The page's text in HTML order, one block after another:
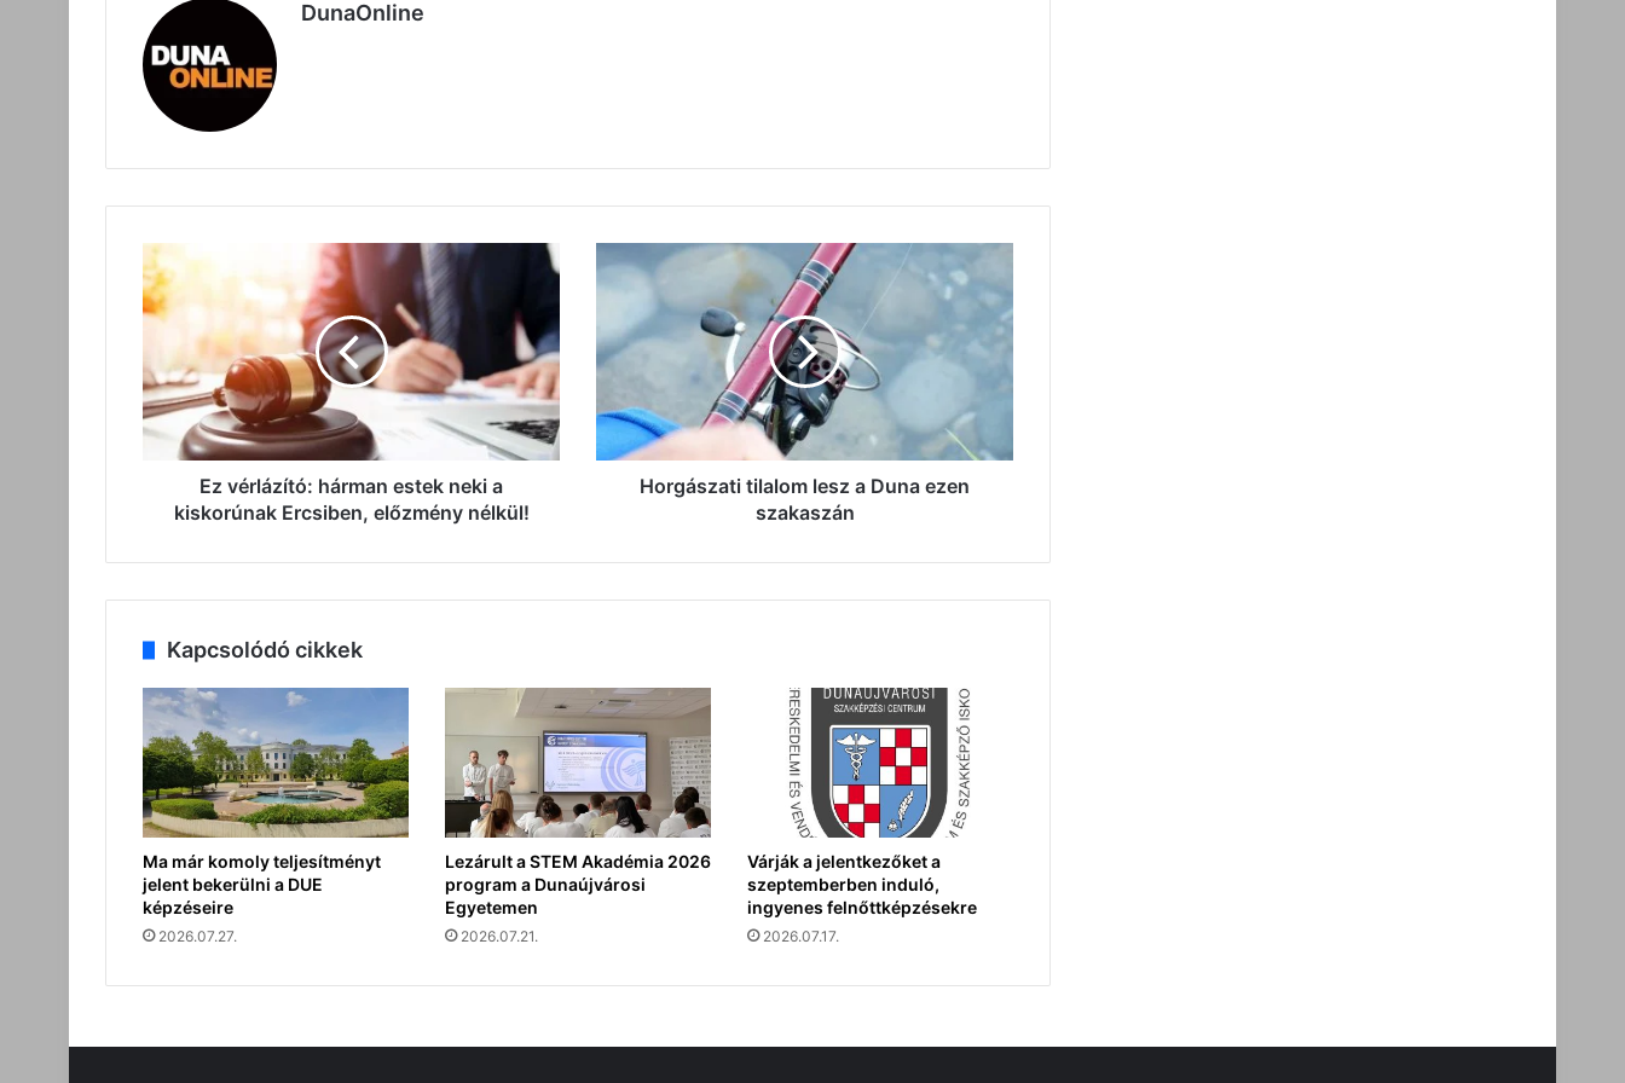
DunaOnline
Ez
vérlázító:
hárman
a
kiskorúnak
Ercsiben,
előzmény
Ez vérlázító: hárman estek neki a
kiskorúnak Ercsiben, előzmény nélkül!
Horgászati
tilalom
Duna
szakaszán
Horgászati tilalom lesz a Duna ezen
szakaszán
Kapcsolódó cikkek
Ma már komoly teljesítményt
jelent bekerülni a DUE
képzéseire
2026.07.27.
Lezárult a STEM Akadémia 2026
program a Dunaújvárosi
Egyetemen
2026.07.21.
Várják a jelentkezőket a
szeptemberben induló,
ingyenes felnőttképzésekre
2026.07.17.